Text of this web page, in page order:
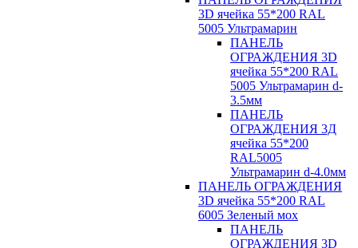
3D ячейка 55*200 RAL
5005 Ультрамарин
ПАНЕЛЬ
ОГРАЖДЕНИЯ 3D
ячейка 55*200 RAL
5005 Ультрамарин d-
3.5мм
ПАНЕЛЬ
ОГРАЖДЕНИЯ 3Д
ячейка 55*200
RAL5005
Ультрамарин d-4.0мм
ПАНЕЛЬ ОГРАЖДЕНИЯ
3D ячейка 55*200 RAL
6005 Зеленый мох
ПАНЕЛЬ
ОГРАЖДЕНИЯ 3D